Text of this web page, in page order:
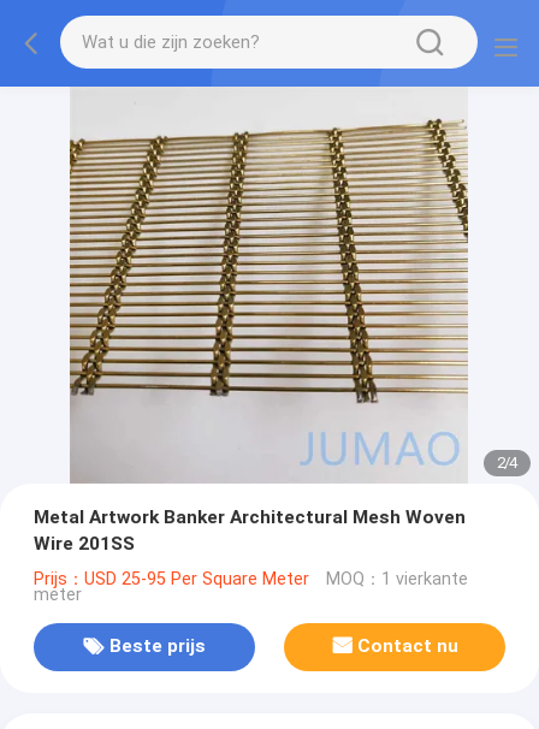
2/4
Metal Artwork Banker Architectural Mesh Woven
Wire 201SS
Prijs：USD 25-95 Per Square Meter MOQ：1 vierkante
meter
Beste prijs Contact nu